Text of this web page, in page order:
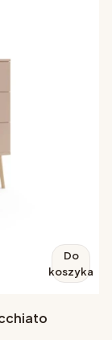
Do
koszyka